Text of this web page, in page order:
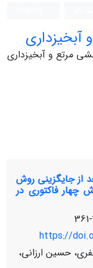
مرتع و آبخیزداری
از جایگزینی روش
چهار فاکتوری در
https://
حسین ارزانی،